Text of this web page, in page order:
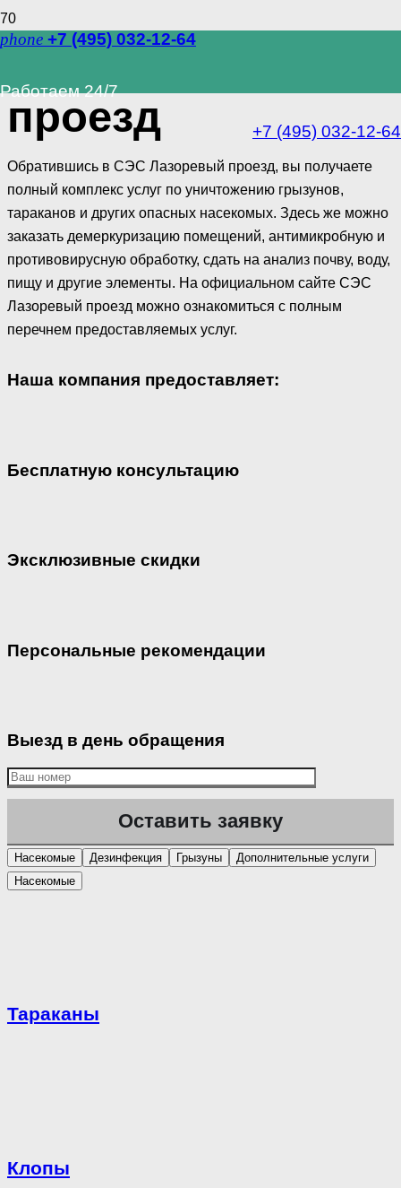
phone +7 (495) 032-12-64
Работаем 24/7
+7 (495) 032-12-64
проезд
Обратившись в СЭС Лазоревый проезд, вы получаете
полный комплекс услуг по уничтожению грызунов,
тараканов и других опасных насекомых. Здесь же можно
заказать демеркуризацию помещений, антимикробную и
противовирусную обработку, сдать на анализ почву, воду,
пищу и другие элементы. На официальном сайте СЭС
Лазоревый проезд можно ознакомиться с полным
перечнем предоставляемых услуг.
Наша компания предоставляет:
Бесплатную консультацию
Эксклюзивные скидки
Персональные рекомендации
Выезд в день обращения
Насекомые Дезинфекция Грызуны
Дополнительные услуги
Насекомые
Тараканы
Клопы